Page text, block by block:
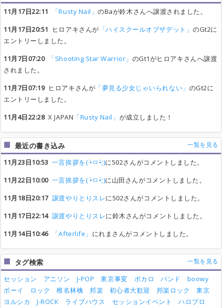
11月17日22:11 「Rusty Nail」のBaが鈴木さんへ譲渡されました。
11月17日20:51
ヒロアキさんが 「ハイスクールオブザデット」のGt2に
エントリーしました。
11月7日07:20
「Shooting Star Warrior」 のGt1がヒロアキさんへ譲渡
されました。
11月7日07:19ヒロアキさんが 「夢見る少女じゃいられない」 のGt2に
エントリーしました。
11月4日22:28X JAPAN 「Rusty Nail」 が成立しました！
最近の書き込み 一覧を見る
11月23日10:53 一言挨拶を( •̀ㅁ•́;)に502さんがコメントしました。
11月22日10:00 一言挨拶を( •̀ㅁ•́;)に山田さんがコメントしました。
11月18日20:17 譲渡やりとりスレに502さんがコメントしました。
11月17日22:14 譲渡やりとりスレに鈴木さんがコメントしました。
11月14日10:46
「Afterlife」 にれまさんがコメントしました。
タグ検索 一覧を見る
セッション アニソン J-POP 東京事変 ボカロ バンド
boowy
ボーイ
ロック 椎名林檎 邦楽 初心者大歓迎 邦楽ロック
東京
ヨルシカ
J-ROCK ライブハウス セッションイベント
ハロプロ